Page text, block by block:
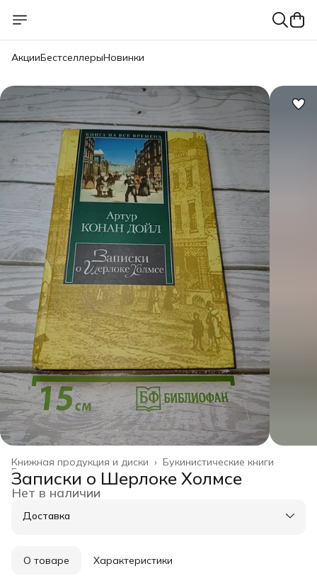
АкцииБестселлерыНовинки
Букинистические книги
Книжная продукция и диски ›
Главная
Записки о Шерлоке Холмсе
Нет в наличии
Доставка
О товаре Характеристики